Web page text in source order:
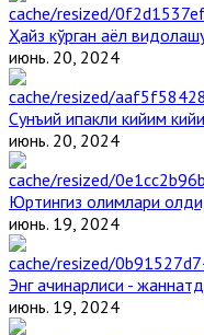
Ҳайз кўрган аёл
июнь. 20, 2024
Сунъий ипакли кийим
июнь. 20, 2024
Юртингиз олимлари
июнь. 19, 2024
Энг ачинарлиси -
июнь. 19, 2024